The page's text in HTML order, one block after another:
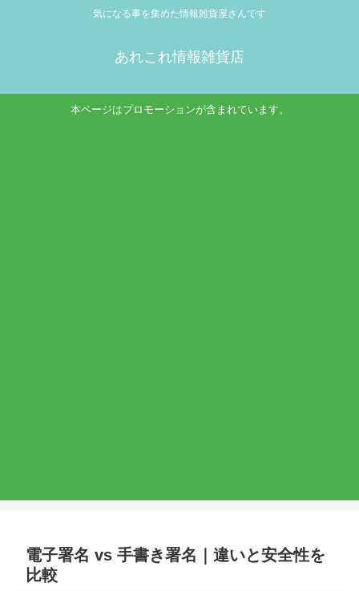
気になる事を集めた情報雑貨屋さんです
あれこれ情報雑貨店
本ページはプロモーションが含まれています。
電子署名 vs 手書き署名｜違いと安全性を
比較